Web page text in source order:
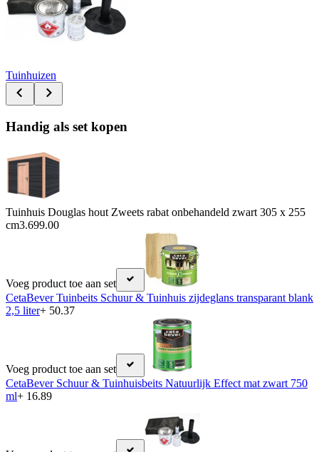
Tuinhuizen
Handig als set kopen
Tuinhuis Douglas hout Zweets rabat onbehandeld zwart 305 x 255
cm3.699.00
Voeg product toe aan set
CetaBever Tuinbeits Schuur & Tuinhuis zijdeglans transparant blank
2,5 liter+ 50.37
Voeg product toe aan set
CetaBever Schuur & Tuinhuisbeits Natuurlijk Effect mat zwart 750
ml+ 16.89